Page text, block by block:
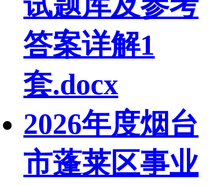
答案详解1
套.docx
2026年度烟台
市蓬莱区事业